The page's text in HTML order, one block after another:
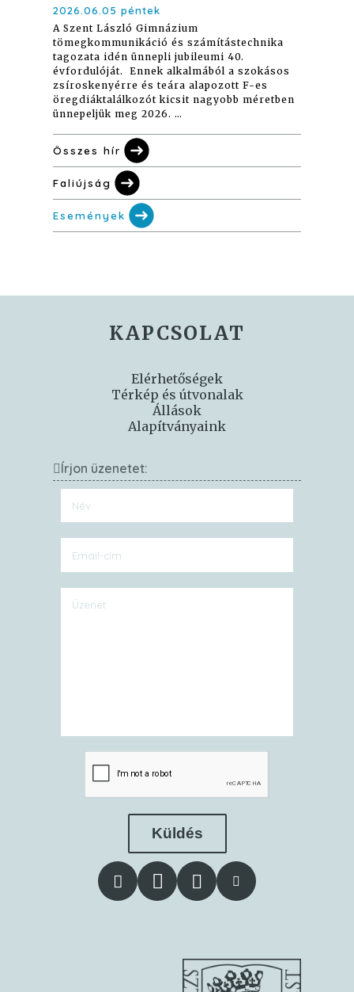
2026.06.05 péntek
A Szent László Gimnázium
tömegkommunikáció és számítástechnika
tagozata idén ünnepli jubileumi 40.
évfordulóját. Ennek alkalmából a szokásos
zsíroskenyérre és teára alapozott F-es
öregdiáktalálkozót kicsit nagyobb méretben
ünnepeljük meg 2026. …
Összes hír
Faliújság
Események
KAPCSOLAT
Elérhetőségek
Térkép és útvonalak
Állások
Alapítványaink
Írjon üzenetet:
Küldés